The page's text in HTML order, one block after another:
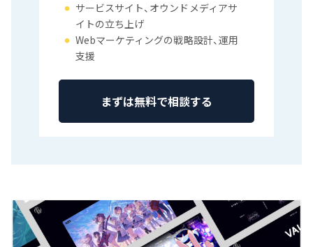
サービスサイト、オウンドメディアサ
イトの立ち上げ
Webマーケティングの戦略設計、運用
支援
まずは無料で相談する